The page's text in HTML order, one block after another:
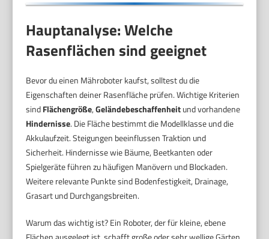
Hauptanalyse: Welche
Rasenflächen sind geeignet
Bevor du einen Mähroboter kaufst, solltest du die
Eigenschaften deiner Rasenfläche prüfen. Wichtige Kriterien
sindFlächengröße,Geländebeschaffenheitund vorhandene
Hindernisse. Die Fläche bestimmt die Modellklasse und die
Akkulaufzeit. Steigungen beeinflussen Traktion und
Sicherheit. Hindernisse wie Bäume, Beetkanten oder
Spielgeräte führen zu häufigen Manövern und Blockaden.
Weitere relevante Punkte sind Bodenfestigkeit, Drainage,
Grasart und Durchgangsbreiten.
Warum das wichtig ist? Ein Roboter, der für kleine, ebene